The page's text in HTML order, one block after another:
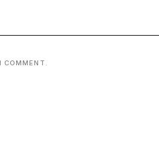
COMMENT.